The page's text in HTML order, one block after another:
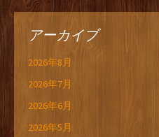
アーカイブ
2026年8月
2026年7月
2026年6月
2026年5月